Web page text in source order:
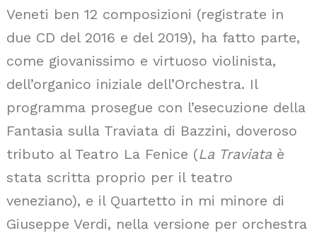
Veneti ben 12 composizioni (registrate in
due CD del 2016 e del 2019), ha fatto parte,
come giovanissimo e virtuoso violinista,
dell’organico iniziale dell’Orchestra. Il
programma prosegue con l’esecuzione della
Fantasia sulla Traviata di Bazzini, doveroso
tributo al Teatro La Fenice (La Traviata è
stata scritta proprio per il teatro
veneziano), e il Quartetto in mi minore di
Giuseppe Verdi, nella versione per orchestra